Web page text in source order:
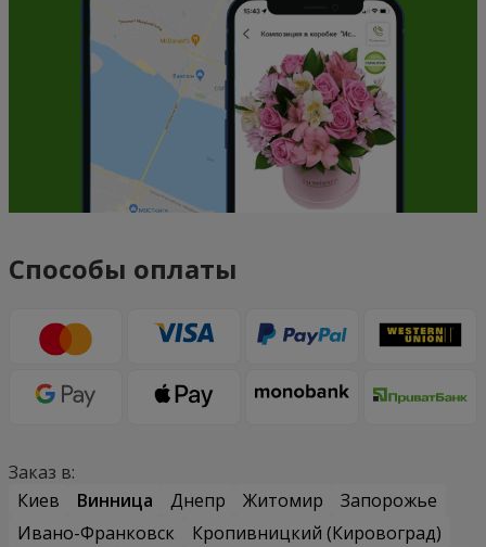
Способы оплаты
Заказ в:
Киев
Винница Днепр Житомир
Запорожье
Ивано-Франковск
Кропивницкий (Кировоград)